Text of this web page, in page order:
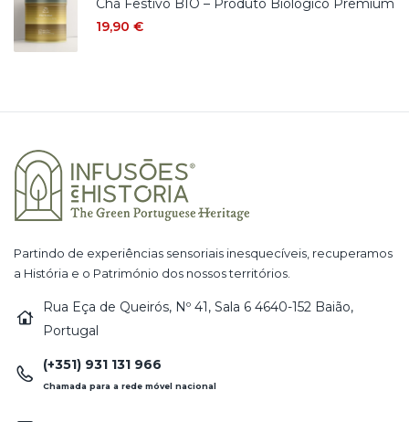
Chá Festivo BIO – Produto Biológico Premium
19,90 €
Partindo de experiências sensoriais inesquecíveis, recuperamos
a História e o Património dos nossos territórios.
Rua Eça de Queirós, Nº 41, Sala 6 4640-152 Baião,
Portugal
(+351) 931 131 966
Chamada para a rede móvel nacional